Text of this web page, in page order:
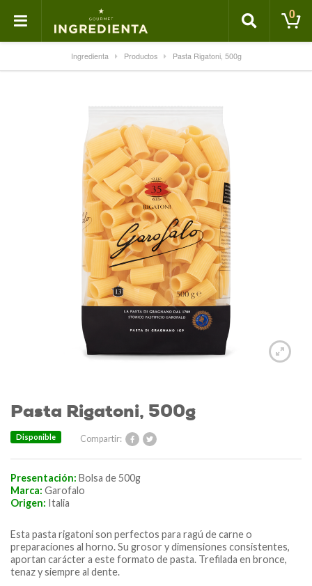
0
Ingredienta Productos Pasta Rigatoni, 500g
Pasta Rigatoni, 500g
Compartir:
Disponible
Presentación: Bolsa de 500g
Marca: Garofalo
Origen: Italia
Esta pasta rigatoni son perfectos para ragú de carne o
preparaciones al horno. Su grosor y dimensiones consistentes,
aportan carácter a este formato de pasta. Trefilada en bronce,
tenaz y siempre al dente.